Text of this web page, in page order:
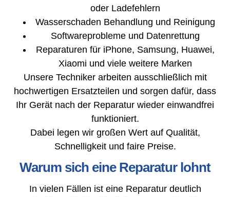
oder Ladefehlern
Wasserschaden Behandlung und Reinigung
Softwareprobleme und Datenrettung
Reparaturen für iPhone, Samsung, Huawei,
Xiaomi und viele weitere Marken
Unsere Techniker arbeiten ausschließlich mit
hochwertigen Ersatzteilen und sorgen dafür, dass
Ihr Gerät nach der Reparatur wieder einwandfrei
funktioniert.
Dabei legen wir großen Wert auf Qualität,
Schnelligkeit und faire Preise.
Warum sich eine Reparatur lohnt
In vielen Fällen ist eine Reparatur deutlich